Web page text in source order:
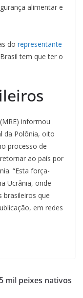
alimentar e
do representante
tem que ter o
informou
da Polônia, oito
processo de
ao país por
“Esta força-
Ucrânia, onde
brasileiros que
em redes
mil peixes nativos